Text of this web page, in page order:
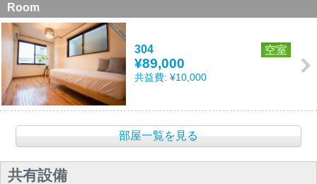
Room
304 空室
¥89,000
共益費: ¥10,000
部屋一覧を見る
共有設備